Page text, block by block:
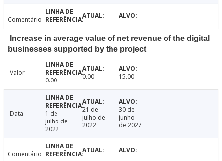
Comentário
Increase in average value of net revenue of the digital
businesses supported by the project
Valor
0.00
0.00 15.00
Data
1 de
julho de
2022
21 de
julho de
2022
30 de
junho
de 2027
Comentário